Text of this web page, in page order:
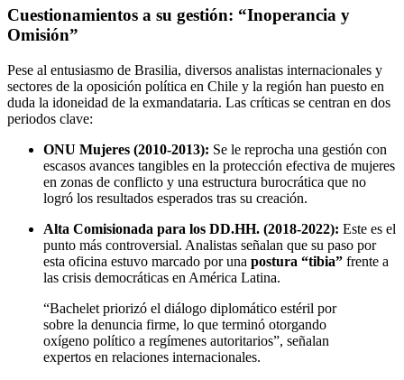
Cuestionamientos a su gestión: “Inoperancia y
Omisión”
Pese al entusiasmo de Brasilia, diversos analistas internacionales y
sectores de la oposición política en Chile y la región han puesto en
duda la idoneidad de la exmandataria. Las críticas se centran en dos
periodos clave:
ONU Mujeres (2010-2013): Se le reprocha una gestión con
escasos avances tangibles en la protección efectiva de mujeres
en zonas de conflicto y una estructura burocrática que no
logró los resultados esperados tras su creación.
Alta Comisionada para los DD.HH. (2018-2022): Este es el
punto más controversial. Analistas señalan que su paso por
esta oficina estuvo marcado por una postura “tibia” frente a
las crisis democráticas en América Latina.
“Bachelet priorizó el diálogo diplomático estéril por
sobre la denuncia firme, lo que terminó otorgando
oxígeno político a regímenes autoritarios”, señalan
expertos en relaciones internacionales.